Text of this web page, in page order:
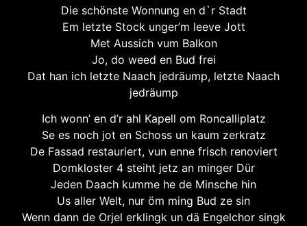
Die schönste Wonnung en d`r Stadt
Em letzte Stock unger’m leeve Jott
Met Aussich vum Balkon
Jo, do weed en Bud frei
Dat han ich letzte Naach jedräump, letzte Naach
jedräump
Ich wonn’ en d’r ahl Kapell om Roncalliplatz
Se es noch jot en Schoss un kaum zerkratz
De Fassad restauriert, vun enne frisch renoviert
Domkloster 4 steiht jetz an minger Dür
Jeden Daach kumme he de Minsche hin
Us aller Welt, nur öm ming Bud ze sin
Wenn dann de Orjel erklingk un dä Engelchor singk